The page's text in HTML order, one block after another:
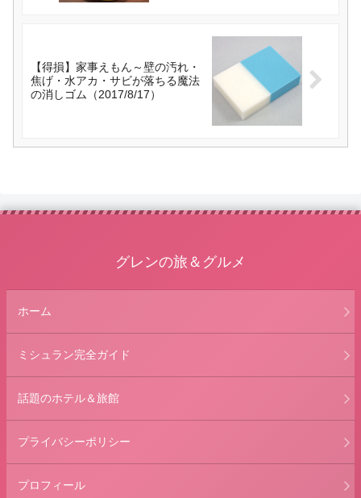
【得損】家事えもん～壁の汚れ・
焦げ・水アカ・サビが落ちる魔法
の消しゴム（2017/8/17）
グレンの旅＆グルメ
ホーム
ミシュラン完全ガイド
話題のホテル＆旅館
プライバシーポリシー
プロフィール